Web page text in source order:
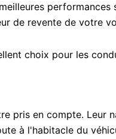
de revente de votre
choix pour les
pris en compte. Leur
à l'habitacle du